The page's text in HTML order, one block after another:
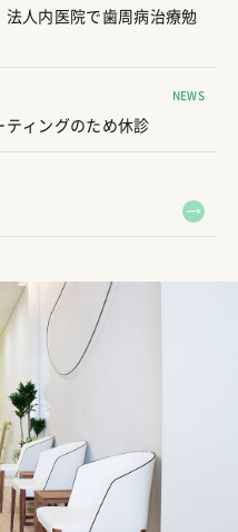
人内医院で歯周病治療勉
ティングのため休診
NEWS